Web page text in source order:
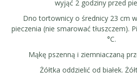
wyjąć 2 godziny przed
Dno tortownicy o średnicy 23 cm
pieczenia (nie smarować tłuszczem).
°C.
Mąkę pszenną i ziemniaczaną
Żółtka oddzielić od białek.